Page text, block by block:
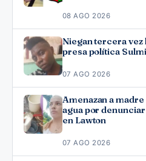
08 AGO 2026
Niegan tercera vez
presa política
07 AGO 2026
Amenazan a
agua por
en Lawton
07 AGO 2026